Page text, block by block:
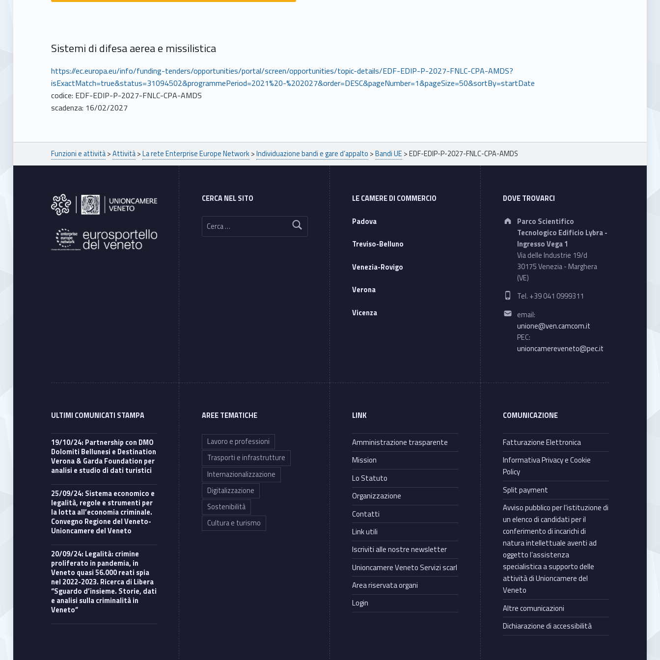
Sistemi di difesa aerea e missilistica
https://ec.europa.eu/info/funding-tenders/opportunities/portal/screen/opportunities/topic-details/EDF-EDIP-P-2027-FNLC-CPA-AMDS?
isExactMatch=true&status=31094502&programmePeriod=2021%20-%202027&order=DESC&pageNumber=1&pageSize=50&sortBy=startDate
codice: EDF-EDIP-P-2027-FNLC-CPA-AMDS
scadenza: 16/02/2027
Breadcrumbs navigation
Funzioni e attività>Attività>La rete Enterprise Europe Network>Individuazione bandi e gare d’appalto >Bandi UE >EDF-EDIP-P-2027-FNLC-CPA-AMDS
Footer sidebar
CERCA NEL SITO
Ricerca per:
LE CAMERE DI COMMERCIO
Padova
Treviso-Belluno
Venezia-Rovigo
Verona
Vicenza
DOVE TROVARCI
Address:
Parco Scientifico
Tecnologico Edificio Lybra -
Ingresso Vega 1
Via delle Industrie 19/d
30175 Venezia - Marghera
(VE)
Phone number:
Tel. +39 041 0999311
Email address:
email:
unione@ven.camcom.it
PEC:
unioncamereveneto@pec.it
ULTIMI COMUNICATI STAMPA
19/10/24: Partnership con DMO
Dolomiti Bellunesi e Destination
Verona & Garda Foundation per
analisi e studio di dati turistici
25/09/24: Sistema economico e
legalità, regole e strumenti per
la lotta all’economia criminale.
Convegno Regione del Veneto-
Unioncamere del Veneto
20/09/24: Legalità: crimine
proliferato in pandemia, in
Veneto quasi 56.000 reati spia
nel 2022-2023. Ricerca di Libera
“Sguardo d’insieme. Storie, dati
e analisi sulla criminalità in
Veneto”
AREE TEMATICHE
Lavoro e professioni
Trasporti e infrastrutture
Internazionalizzazione
Digitalizzazione
Sostenibilità
Cultura e turismo
LINK
Amministrazione trasparente
Mission
Lo Statuto
Organizzazione
Contatti
Link utili
Iscriviti alle nostre newsletter
Unioncamere Veneto Servizi scarl
Area riservata organi
Login
COMUNICAZIONE
Fatturazione Elettronica
Informativa Privacy e Cookie
Policy
Split payment
Avviso pubblico per l’istituzione di
un elenco di candidati per il
conferimento di incarichi di
natura intellettuale aventi ad
oggetto l’assistenza
specialistica a supporto delle
attività di Unioncamere del
Veneto
Altre comunicazioni
Dichiarazione di accessibilità